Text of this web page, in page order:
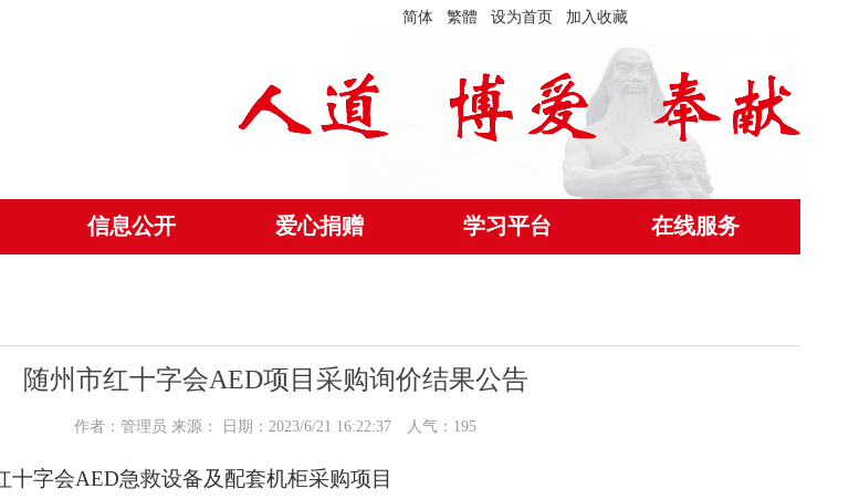
简体 繁體 设为首页 加入收藏
信息公开 爱心捐赠 学习平台 在线服务
随州市红十字会AED项目采购询价结果公告
作者：管理员 来源： 日期：2023/6/21 16:22:37 人气： 195
十字会AED急救设备及配套机柜采购项目